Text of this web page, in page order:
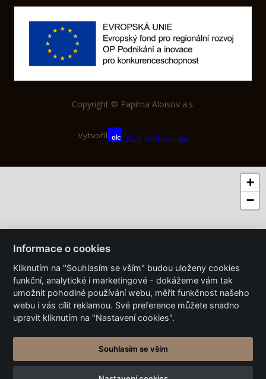
Copyright © Papírna Aloisov a.s.
Vytvořil OLC Webdesign
+
−
Informace o cookies
Kliknutím na "Souhlasím se vším" budou uloženy cookies
funkční, analytické i marketingové - dokážeme vám tak
umožnit pohodlné používání webu, měřit funkčnost našeho
webu i vás cílit reklamou. Své preference můžete snadno
upravit kliknutím na "Nastavení cookies".
Souhlasím se vším